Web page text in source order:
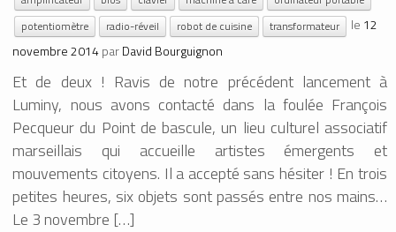
potentiomètre
radio-réveil robot de cuisine transformateur le 12
novembre 2014parDavid Bourguignon
Et de deux ! Ravis de notre précédent lancement à
Luminy, nous avons contacté dans la foulée François
Pecqueur du Point de bascule, un lieu culturel associatif
marseillais qui accueille artistes émergents et
mouvements citoyens. Il a accepté sans hésiter ! En trois
petites heures, six objets sont passés entre nos mains…
Le 3 novembre […]